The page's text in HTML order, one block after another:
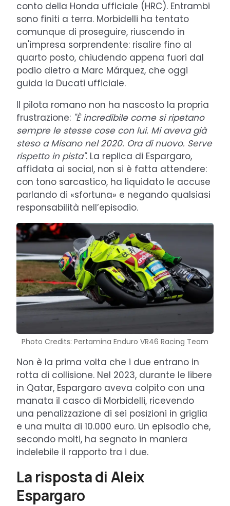
conto della Honda ufficiale (HRC). Entrambi
sono finiti a terra. Morbidelli ha tentato
comunque di proseguire, riuscendo in
un'impresa sorprendente: risalire fino al
quarto posto, chiudendo appena fuori dal
podio dietro a Marc Márquez, che oggi
guida la Ducati ufficiale.
Il pilota romano non ha nascosto la propria
frustrazione: "È incredibile come si ripetano
sempre le stesse cose con lui. Mi aveva già
steso a Misano nel 2020. Ora di nuovo. Serve
rispetto in pista". La replica di Espargaro,
affidata ai social, non si è fatta attendere:
con tono sarcastico, ha liquidato le accuse
parlando di «sfortuna» e negando qualsiasi
responsabilità nell’episodio.
Photo Credits: Pertamina Enduro VR46 Racing Team
Non è la prima volta che i due entrano in
rotta di collisione. Nel 2023, durante le libere
in Qatar, Espargaro aveva colpito con una
manata il casco di Morbidelli, ricevendo
una penalizzazione di sei posizioni in griglia
e una multa di 10.000 euro. Un episodio che,
secondo molti, ha segnato in maniera
indelebile il rapporto tra i due.
La risposta di Aleix
Espargaro